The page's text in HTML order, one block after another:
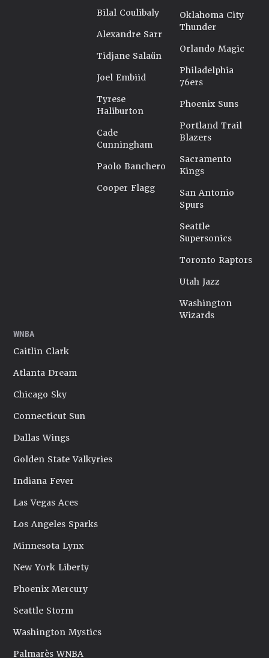
Bilal Coulibaly
Alexandre Sarr
Tidjane Salaün
Joel Embiid
Tyrese
Haliburton
Cade
Cunningham
Paolo Banchero
Cooper Flagg
Oklahoma City
Thunder
Orlando Magic
Philadelphia
76ers
Phoenix Suns
Portland Trail
Blazers
Sacramento
Kings
San Antonio
Spurs
Seattle
Supersonics
Toronto Raptors
Utah Jazz
Washington
Wizards
WNBA
Caitlin Clark
Atlanta Dream
Chicago Sky
Connecticut Sun
Dallas Wings
Golden State Valkyries
Indiana Fever
Las Vegas Aces
Los Angeles Sparks
Minnesota Lynx
New York Liberty
Phoenix Mercury
Seattle Storm
Washington Mystics
Palmarès WNBA